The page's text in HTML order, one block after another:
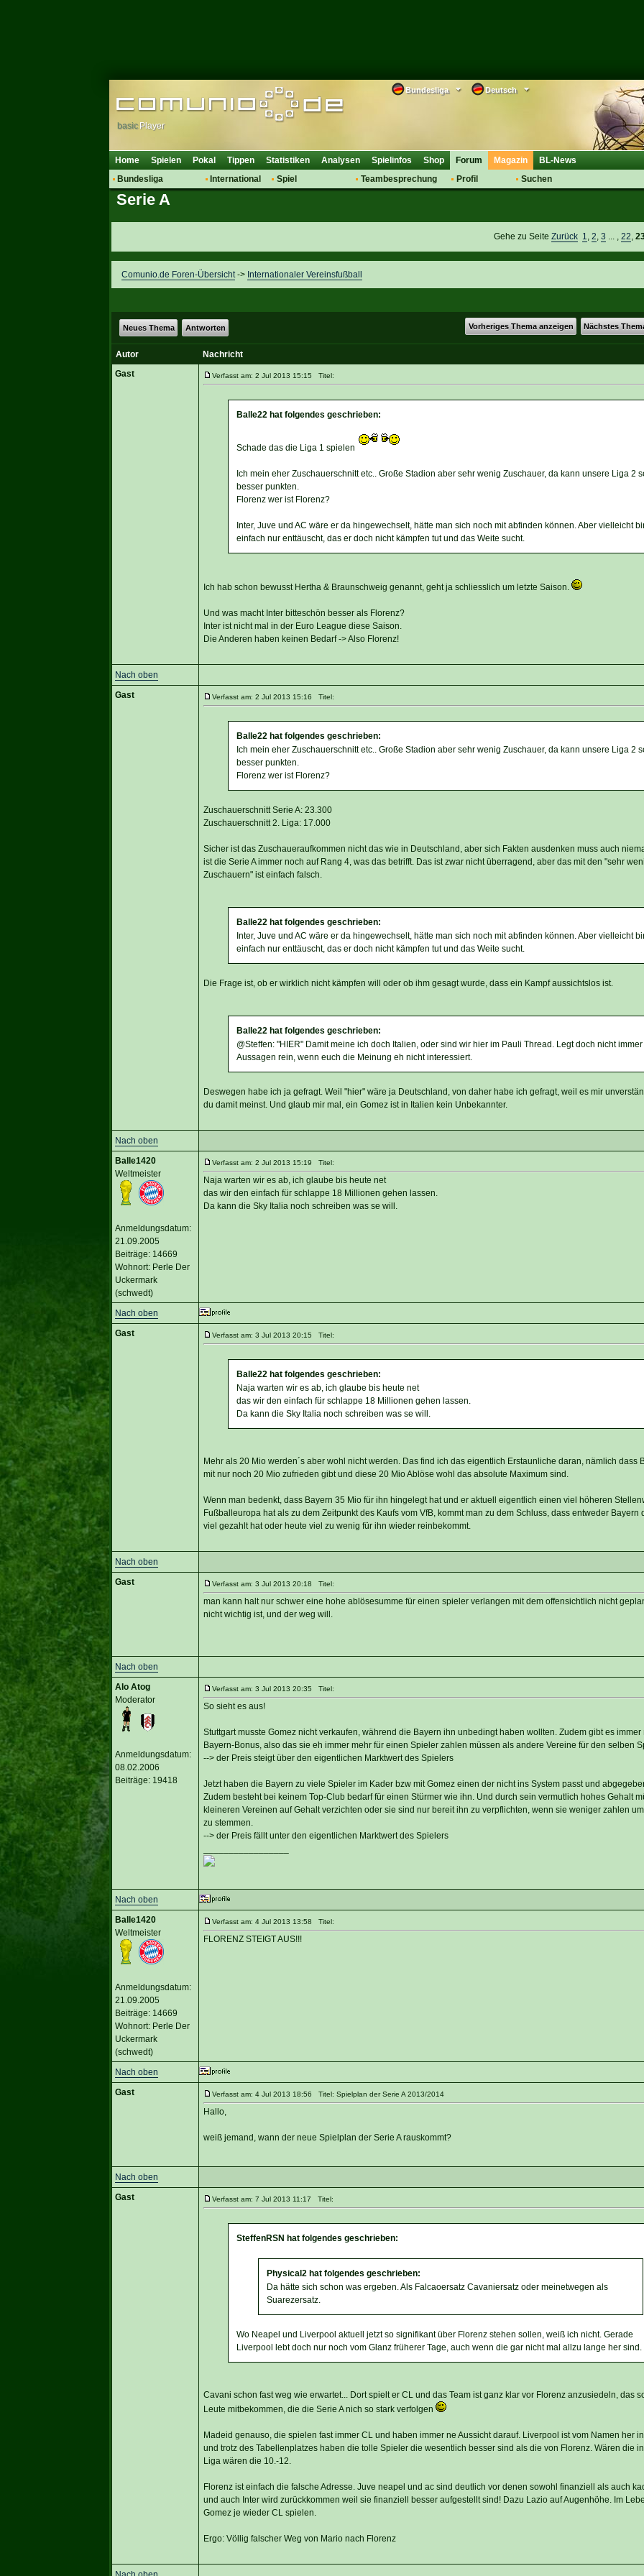
Deutsch
Bundesliga
basic Player
Home Spielen Pokal Tippen Statistiken Analysen Spielinfos Shop
Forum
Bundesliga
Hot News
Vereinsdiskussion
International
Spiel
Teambesprechung
Saisonübergang
Profil
Suchen
Magazin BL-News
Serie A
Gehe zu SeiteZurück 1 ,2 ,3 ... ,22 ,
Comunio.de Foren-Übersicht-> Internationaler Vereinsfußball
Vorheriges Thema anzeigen Nächstes
Neues Thema Antworten
Autor
Nachricht
Gast
Verfasst am: 2 Jul 2013 15:15 Titel:
Balle22 hat folgendes geschrieben:
Schade das die Liga 1 spielen
Ich mein eher Zuschauerschnitt etc.. Große Stadion aber sehr wenig Zuschauer, da kann unsere Liga 2
besser punkten.
Florenz wer ist Florenz?
Inter, Juve und AC wäre er da hingewechselt, hätte man sich noch mit abfinden können. Aber vielleicht
einfach nur enttäuscht, das er doch nicht kämpfen tut und das Weite sucht.
Ich hab schon bewusst Hertha & Braunschweig genannt, geht ja schliesslich um letzte Saison.
Und was macht Inter bitteschön besser als Florenz?
Inter ist nicht mal in der Euro League diese Saison.
Die Anderen haben keinen Bedarf -> Also Florenz!
Nach oben
Gast
Verfasst am: 2 Jul 2013 15:16 Titel:
Balle22 hat folgendes geschrieben:
Ich mein eher Zuschauerschnitt etc.. Große Stadion aber sehr wenig Zuschauer, da kann unsere Liga 2
besser punkten.
Florenz wer ist Florenz?
Zuschauerschnitt Serie A: 23.300
Zuschauerschnitt 2. Liga: 17.000
Sicher ist das Zuschaueraufkommen nicht das wie in Deutschland, aber sich Fakten ausdenken muss auch
ist die Serie A immer noch auf Rang 4, was das betrifft. Das ist zwar nicht überragend, aber das mit den "sehr
Zuschauern" ist einfach falsch.
Balle22 hat folgendes geschrieben:
Inter, Juve und AC wäre er da hingewechselt, hätte man sich noch mit abfinden können. Aber vielleicht
einfach nur enttäuscht, das er doch nicht kämpfen tut und das Weite sucht.
Die Frage ist, ob er wirklich nicht kämpfen will oder ob ihm gesagt wurde, dass ein Kampf aussichtslos ist.
Balle22 hat folgendes geschrieben:
@Steffen: "HIER" Damit meine ich doch Italien, oder sind wir hier im Pauli Thread. Legt doch nicht immer
Aussagen rein, wenn euch die Meinung eh nicht interessiert.
Deswegen habe ich ja gefragt. Weil "hier" wäre ja Deutschland, von daher habe ich gefragt, weil es mir
du damit meinst. Und glaub mir mal, ein Gomez ist in Italien kein Unbekannter.
Nach oben
Balle1420
Weltmeister
Anmeldungsdatum:
21.09.2005
Beiträge: 14669
Wohnort: Perle Der
Uckermark
(schwedt)
Verfasst am: 2 Jul 2013 15:19 Titel:
Naja warten wir es ab, ich glaube bis heute net
das wir den einfach für schlappe 18 Millionen gehen lassen.
Da kann die Sky Italia noch schreiben was se will.
Nach oben
Gast
Verfasst am: 3 Jul 2013 20:15 Titel:
Balle22 hat folgendes geschrieben:
Naja warten wir es ab, ich glaube bis heute net
das wir den einfach für schlappe 18 Millionen gehen lassen.
Da kann die Sky Italia noch schreiben was se will.
Mehr als 20 Mio werden´s aber wohl nicht werden. Das find ich das eigentlich Erstaunliche daran, nämlich dass
mit nur noch 20 Mio zufrieden gibt und diese 20 Mio Ablöse wohl das absolute Maximum sind.
Wenn man bedenkt, dass Bayern 35 Mio für ihn hingelegt hat und er aktuell eigentlich einen viel höheren
Fußballeuropa hat als zu dem Zeitpunkt des Kaufs vom VfB, kommt man zu dem Schluss, dass entweder Bayern
viel gezahlt hat oder heute viel zu wenig für ihn wieder reinbekommt.
Nach oben
Gast
Verfasst am: 3 Jul 2013 20:18 Titel:
man kann halt nur schwer eine hohe ablösesumme für einen spieler verlangen mit dem offensichtlich nicht
nicht wichtig ist, und der weg will.
Nach oben
Alo Atog
Moderator
Anmeldungsdatum:
08.02.2006
Beiträge: 19418
Verfasst am: 3 Jul 2013 20:35 Titel:
So sieht es aus!
Stuttgart musste Gomez nicht verkaufen, während die Bayern ihn unbedingt haben wollten. Zudem gibt es immer
Bayern-Bonus, also das sie eh immer mehr für einen Spieler zahlen müssen als andere Vereine für den selben
--> der Preis steigt über den eigentlichen Marktwert des Spielers
Jetzt haben die Bayern zu viele Spieler im Kader bzw mit Gomez einen der nicht ins System passt und
Zudem besteht bei keinem Top-Club bedarf für einen Stürmer wie ihn. Und durch sein vermutlich hohes Gehalt
kleineren Vereinen auf Gehalt verzichten oder sie sind nur bereit ihn zu verpflichten, wenn sie weniger zahlen
zu stemmen.
--> der Preis fällt unter den eigentlichen Marktwert des Spielers
Nach oben
Balle1420
Weltmeister
Anmeldungsdatum:
21.09.2005
Beiträge: 14669
Wohnort: Perle Der
Uckermark
(schwedt)
Verfasst am: 4 Jul 2013 13:58 Titel:
FLORENZ STEIGT AUS!!!
Nach oben
Gast
Verfasst am: 4 Jul 2013 18:56 Titel: Spielplan der Serie A 2013/2014
Hallo,
weiß jemand, wann der neue Spielplan der Serie A rauskommt?
Nach oben
Gast
Verfasst am: 7 Jul 2013 11:17 Titel:
SteffenRSN hat folgendes geschrieben:
Physical2 hat folgendes geschrieben:
Da hätte sich schon was ergeben. Als Falcaoersatz Cavaniersatz oder meinetwegen als
Suarezersatz.
Wo Neapel und Liverpool aktuell jetzt so signifikant über Florenz stehen sollen, weiß ich nicht. Gerade
Liverpool lebt doch nur noch vom Glanz früherer Tage, auch wenn die gar nicht mal allzu lange her sind.
Cavani schon fast weg wie erwartet... Dort spielt er CL und das Team ist ganz klar vor Florenz anzusiedeln, das
Leute mitbekommen, die die Serie A nich so stark verfolgen
Madeid genauso, die spielen fast immer CL und haben immer ne Aussicht darauf. Liverpool ist vom Namen her
und trotz des Tabellenplatzes haben die tolle Spieler die wesentlich besser sind als die von Florenz. Wären die
Liga wären die 10.-12.
Florenz ist einfach die falsche Adresse. Juve neapel und ac sind deutlich vor denen sowohl finanziell als auch
und auch Inter wird zurückkommen weil sie finanziell besser aufgestellt sind! Dazu Lazio auf Augenhöhe. Im
Gomez je wieder CL spielen.
Ergo: Völlig falscher Weg von Mario nach Florenz